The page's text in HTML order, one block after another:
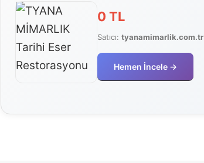
0 TL
Satıcı:tyanamimarlik.com.tr
Hemen İncele →